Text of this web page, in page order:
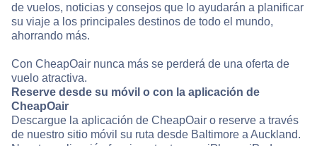
de vuelos, noticias y consejos que lo ayudarán a planificar
su viaje a los principales destinos de todo el mundo,
ahorrando más.
Con CheapOair nunca más se perderá de una oferta de
vuelo atractiva.
Reserve desde su móvil o con la aplicación de
CheapOair
Descargue la aplicación de CheapOair o reserve a través
de nuestro sitio móvil su ruta desde Baltimore a Auckland.